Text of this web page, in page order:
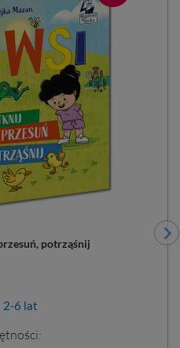
potrząśnij
2-6 lat